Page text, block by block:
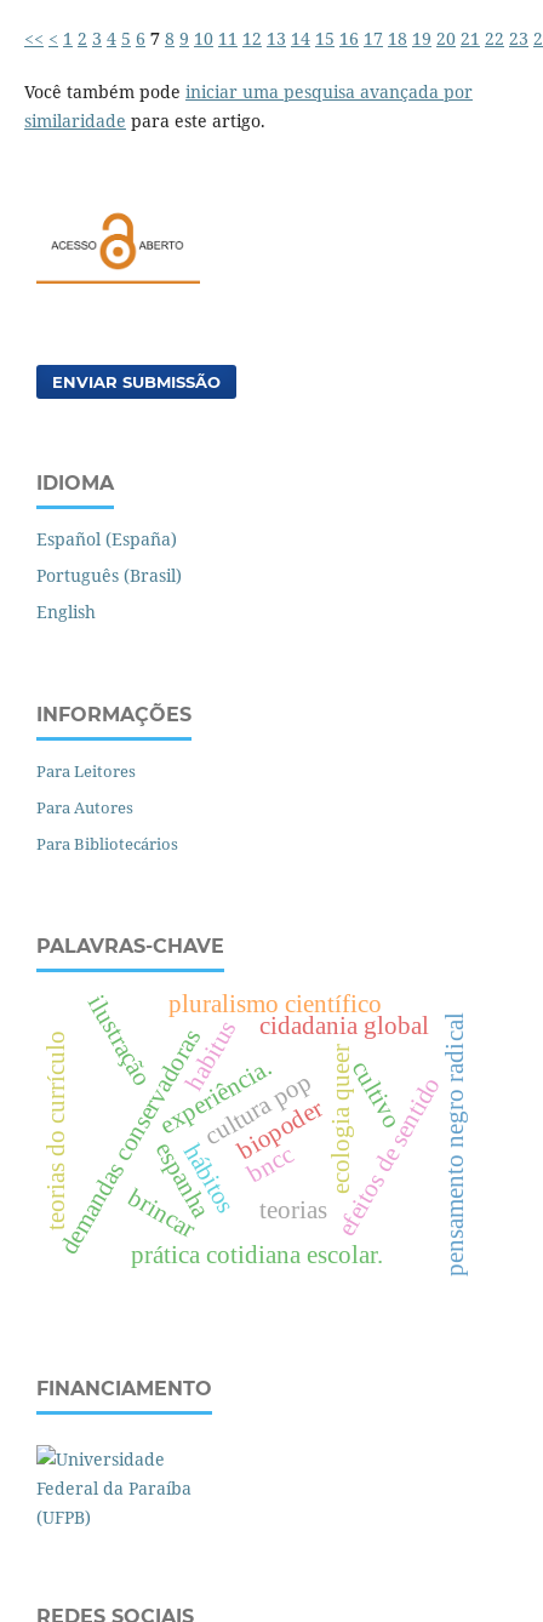
<< < 1 2 3 4 5 6 7 8 9 10 11 12 13 14 15 16 17 18 19 20 21 22 23
Você também pode iniciar uma pesquisa avançada por
similaridade para este artigo.
ENVIAR SUBMISSÃO
IDIOMA
Español (España)
Português (Brasil)
English
INFORMAÇÕES
Para Leitores
Para Autores
Para Bibliotecários
PALAVRAS-CHAVE
bncc ecologia queer
espanha
cidadania global
demandas conservadoras efeitos de sentido
experiência.
prática cotidiana escolar.
biopoder
habitus
teorias pensamento negro radical
cultivo
brincar
ilustração
teorias do currículo
pluralismo científico
hábitos
cultura pop
FINANCIAMENTO
REDES SOCIAIS